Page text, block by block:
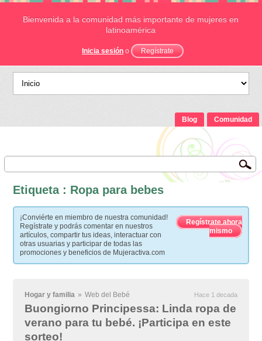
Bienvenida a la comunidad más importante de mujeres en
latinoamérica
Inicia sesión o Regístrate
Blog Comunidad
Etiqueta : Ropa para bebes
¡Conviérte en miembro de nuestra comunidad!
Regístrate y podrás comentar en nuestros
artículos, compartir tus ideas, interactuar con
otras usuarias y participar de todas las
promociones y beneficios de Mujeractiva.com
Regístrate ahora
mismo
Hogar y familia » Web del Bebé Hace 1 decada
Buongiorno Principessa: Linda ropa de
verano para tu bebé. ¡Participa en este
sorteo!